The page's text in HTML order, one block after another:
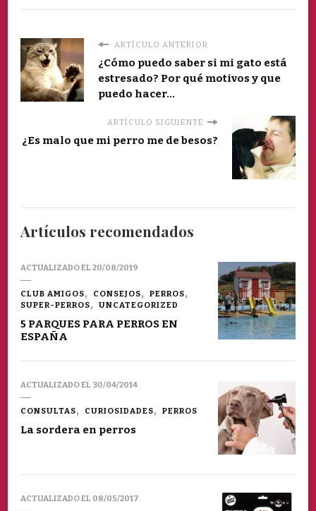
ARTÍCULO ANTERIOR
¿Cómo puedo saber si mi gato está
estresado? Por qué motivos y que
puedo hacer...
ARTÍCULO SIGUIENTE
¿Es malo que mi perro me de besos?
Artículos recomendados
ACTUALIZADO EL 20/08/2019
CLUB AMIGOS CONSEJOS
PERROS
SUPER-PERROS
UNCATEGORIZED
5 PARQUES PARA PERROS EN
ESPAÑA
ACTUALIZADO EL 30/04/2014
CONSULTAS CURIOSIDADES PERROS
La sordera en perros
ACTUALIZADO EL 08/05/2017